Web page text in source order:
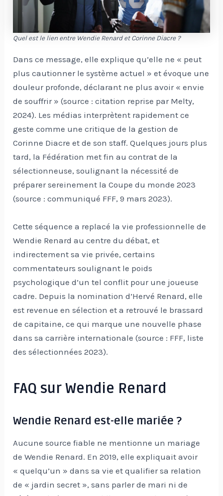
Quel est le lien entre Wendie Renard et Corinne Diacre ?
Dans ce message, elle explique qu’elle ne « peut
plus cautionner le système actuel » et évoque une
douleur profonde, déclarant ne plus avoir « envie
de souffrir » (source : citation reprise par Melty,
2024). Les médias interprètent rapidement ce
geste comme une critique de la gestion de
Corinne Diacre et de son staff. Quelques jours plus
tard, la Fédération met fin au contrat de la
sélectionneuse, soulignant la nécessité de
préparer sereinement la Coupe du monde 2023
(source : communiqué FFF, 9 mars 2023).
Cette séquence a replacé la vie professionnelle de
Wendie Renard au centre du débat, et
indirectement sa vie privée, certains
commentateurs soulignant le poids
psychologique d’un tel conflit pour une joueuse
cadre. Depuis la nomination d’Hervé Renard, elle
est revenue en sélection et a retrouvé le brassard
de capitaine, ce qui marque une nouvelle phase
dans sa carrière internationale (source : FFF, liste
des sélectionnées 2023).
FAQ sur Wendie Renard
Wendie Renard est-elle mariée ?
Aucune source fiable ne mentionne un mariage
de Wendie Renard. En 2019, elle expliquait avoir
« quelqu’un » dans sa vie et qualifier sa relation
de « jardin secret », sans parler de mari ni de